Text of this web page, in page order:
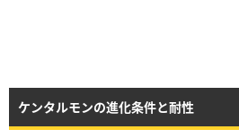
ケンタルモンの進化条件と耐性